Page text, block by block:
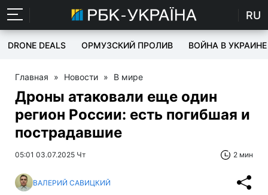
RU
DRONE DEALS ОРМУЗСКИЙ ПРОЛИВ ВОЙНА В УКРАИНЕ
Главная » Новости » В мире
Дроны атаковали еще один
регион России: есть погибшая и
пострадавшие
05:01 03.07.2025 Чт 2 мин
ВАЛЕРИЙ САВИЦКИЙ